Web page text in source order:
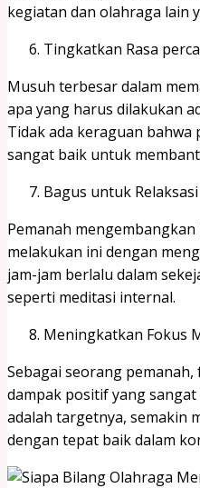
kegiatan dan olahraga lain
Tingkatkan Rasa
Musuh terbesar dalam
apa yang harus dilakukan
Tidak ada keraguan
sangat baik untuk
Bagus untuk Relaksasi
Pemanah
melakukan ini dengan
jam-jam berlalu dalam
seperti meditasi internal.
Meningkatkan Fokus
Sebagai seorang
dampak positif yang
adalah targetnya, semakin
dengan tepat baik dalam